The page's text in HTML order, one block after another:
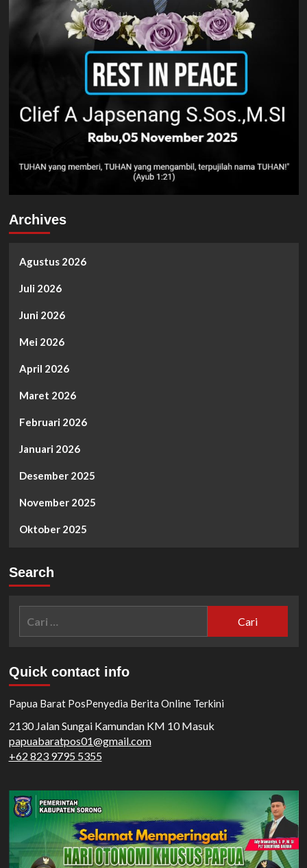
Archives
Agustus 2026
Juli 2026
Juni 2026
Mei 2026
April 2026
Maret 2026
Februari 2026
Januari 2026
Desember 2025
November 2025
Oktober 2025
Search
Quick contact info
Papua Barat PosPenyedia Berita Online Terkini
2130 Jalan Sungai Kamundan KM 10 Masuk
papuabaratpos01@gmail.com
+62 823 9795 5355